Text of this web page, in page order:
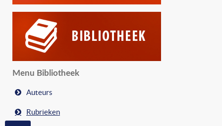
Menu Bibliotheek
Auteurs
Rubrieken